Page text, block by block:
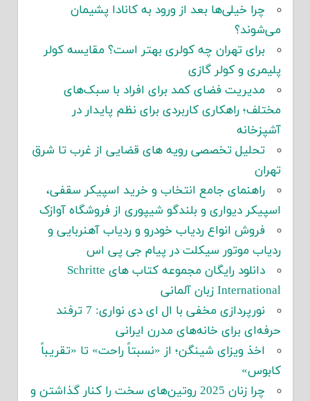
چرا خیلی‌ها بعد از ورود به کانادا پشیمان
می‌شوند؟
برای تهران چه کولری بهتر است؟ مقایسه کولر
پلیمری و کولر گازی
مدیریت فضای کمد برای افراد با سبک‌های
مختلف؛ راهکاری کاربردی برای نظم پایدار در
آشپزخانه
تحلیل تخصصی رویه های قضایی از غرب تا شرق
تهران
راهنمای جامع انتخاب و خرید اسپیکر سقفی،
اسپیکر دیواری و بلندگو شیپوری از فروشگاه آوازک
فروش انواع ردیاب خودرو و ردیاب آهنربایی و
ردیاب موتور سیکلت در پیام جی پی اس
دانلود رایگان مجموعه کتاب های Schritte
International زبان آلمانی
نورپردازی مخفی با ال ای دی نواری: 7 ترفند
حرفه‌ای برای خانه‌های مدرن ایرانی
اخذ ویزای شینگن؛ از «نسبتاً راحت» تا «تقریباً
کابوس»
چرا زنان 2025 روتین‌های سخت را کنار گذاشتن و